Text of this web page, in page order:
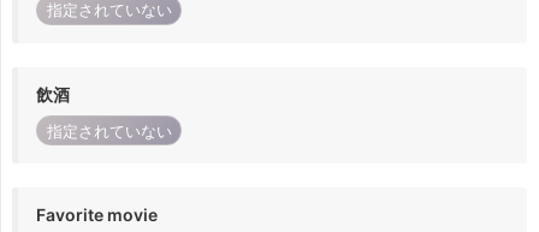
指定されていない
飲酒
指定されていない
Favorite movie